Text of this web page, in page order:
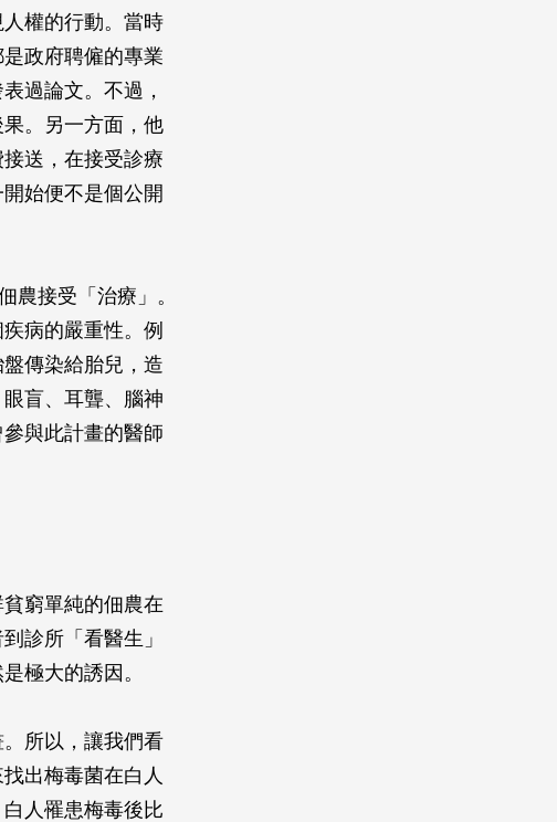
權的行動。當時
政府聘僱的專業
過論文。不過，
。另一方面，他
送，在接受診療
始便不是個公開
農接受「治療」。
病的嚴重性。例
傳染給胎兒，造
盲、耳聾、腦神
與此計畫的醫師
窮單純的佃農在
診所「看醫生」
極大的誘因。
所以，讓我們看
出梅毒菌在白人
人罹患梅毒後比